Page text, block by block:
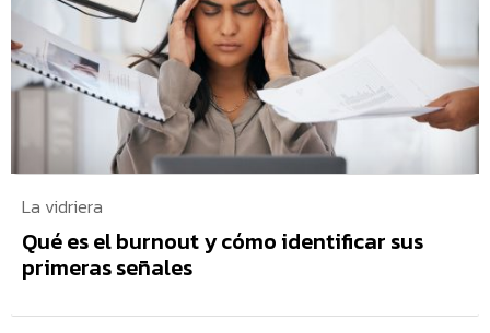
La vidriera
Qué es el burnout y cómo identificar sus
primeras señales